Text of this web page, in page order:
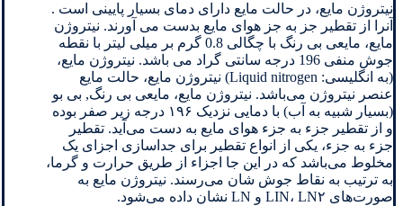
نیتروژن مایع، در حالت مایع دارای دمای بسیار پایینی است .
آنرا از تقطیر جز به جز هوای مایع بدست می آورند. نیتروژن
مایع، مایعی بی رنگ با چگالی 0.8 گرم بر میلی لیتر با نقطه
جوش منفی 196 درجه سانتی گراد می باشد. نیتروژن مایع،
(به انگلیسی: Liquid nitrogen) نیتروژن مایع، حالت مایع
عنصر نیتروژن می‌باشد. نیتروژن مایع، مایعی بی رنگ, بی بو
(بسیار شبیه به آب) با دمایی نزدیک ۱۹۶ درجه زیر صفر بوده
و از تقطیر جزء به جزء هوای مایع به دست می‌آید. تقطیر
جزء به جزء، یکی از انواع تقطیر برای جداسازی اجزای یک
مخلوط می‌باشد که در این جا اجزاء از طریق حرارت و گرما،
به ترتیب به نقاط جوش شان می‌رسند. نیتروژن مایع به
صورت‌های LIN، LN۲ و LN نشان داده می‌شود.